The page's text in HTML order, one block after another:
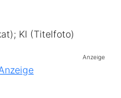
KI (Titelfoto)
Anzeige